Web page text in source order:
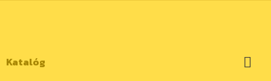
Katalóg 